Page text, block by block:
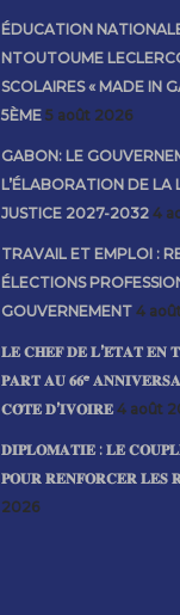
ÉDUCATION
NTOUTOUME
SCOLAIRES « MADE IN
5ÈME 5 août 2026
GABON: LE
L’ÉLABORATION DE
JUSTICE 2027-2032 4
TRAVAIL ET EMPLOI :
ÉLECTIONS
GOUVERNEMENT 4
𝐋𝐄 𝐂𝐇𝐄𝐅 𝐃𝐄 𝐋’𝐄́𝐓𝐀𝐓 𝐄𝐍
𝐏𝐀𝐑𝐓 𝐀𝐔 𝟔𝟔ᵉ
𝐂𝐎̂𝐓𝐄 𝐃’𝐈𝐕𝐎𝐈𝐑𝐄 4 août
𝐃𝐈𝐏𝐋𝐎𝐌𝐀𝐓𝐈𝐄 : 𝐋𝐄
𝐏𝐎𝐔𝐑 𝐑𝐄𝐍𝐅𝐎𝐑𝐂𝐄𝐑 𝐋𝐄𝐒
2026